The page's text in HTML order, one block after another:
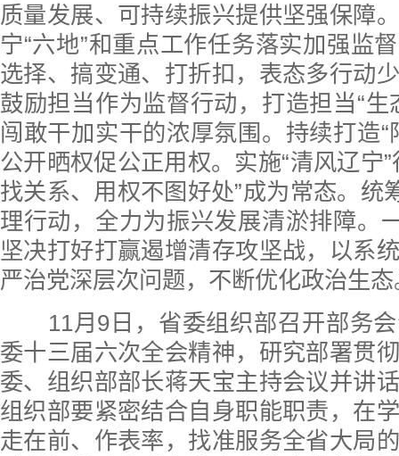
质量发展、可持续振兴提供坚强保障
宁“六地”和重点工作任务落实加强监
选择、搞变通、打折扣，表态多行动
鼓励担当作为监督行动，打造担当“生
闯敢干加实干的浓厚氛围。持续打造“
公开晒权促公正用权。实施“清风辽宁
找关系、用权不图好处”成为常态。统
理行动，全力为振兴发展清淤排障。
坚决打好打赢遏增清存攻坚战，以系
严治党深层次问题，不断优化政治生态
11月9日，省委组织部召开部务会
委十三届六次全会精神，研究部署贯
委、组织部部长蒋天宝主持会议并讲
组织部要紧密结合自身职能职责，在
走在前、作表率，找准服务全省大局